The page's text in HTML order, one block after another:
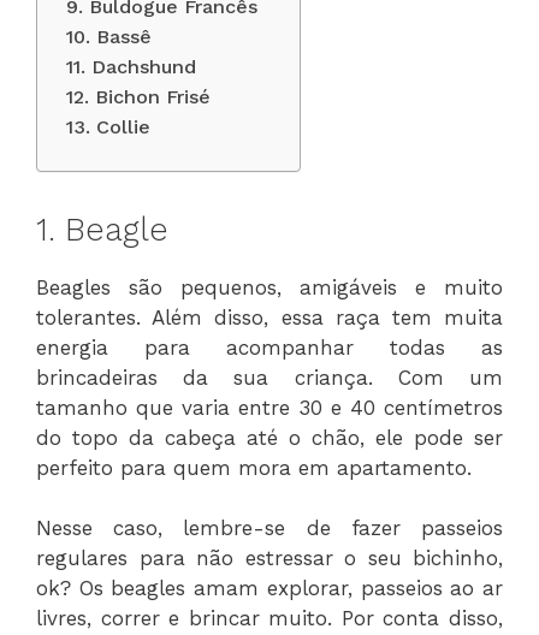
9. Buldogue Francês
10. Bassê
11. Dachshund
12. Bichon Frisé
13. Collie
1. Beagle
Beagles são pequenos, amigáveis e muito
tolerantes. Além disso, essa raça tem muita
energia para acompanhar todas as
brincadeiras da sua criança. Com um
tamanho que varia entre 30 e 40 centímetros
do topo da cabeça até o chão, ele pode ser
perfeito para quem mora em apartamento.
Nesse caso, lembre-se de fazer passeios
regulares para não estressar o seu bichinho,
ok? Os beagles amam explorar, passeios ao ar
livres, correr e brincar muito. Por conta disso,